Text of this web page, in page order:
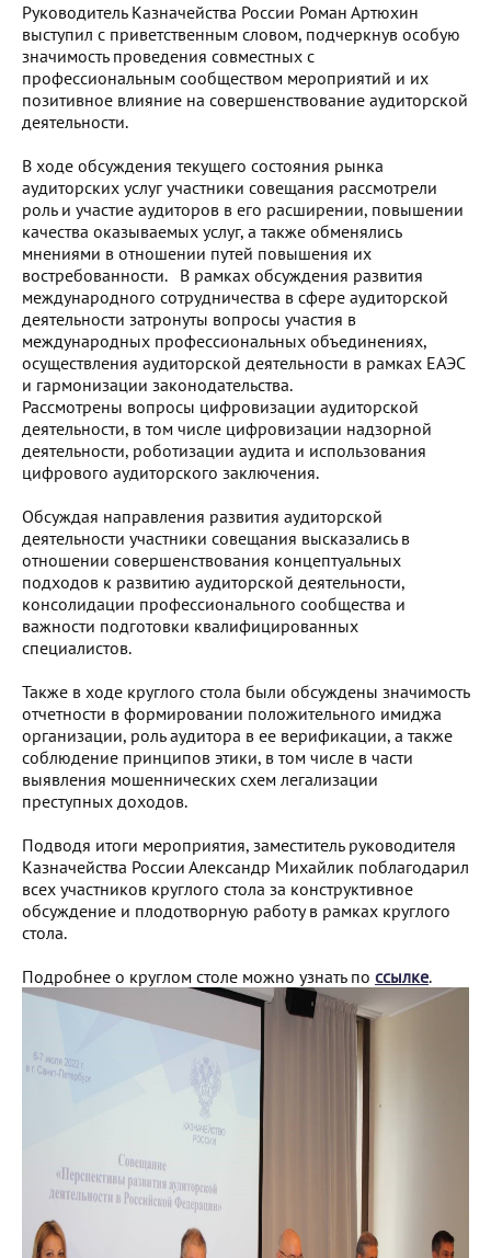
Руководитель Казначейства России Роман Артюхин
выступил с приветственным словом, подчеркнув особую
значимость проведения совместных с
профессиональным сообществом мероприятий и их
позитивное влияние на совершенствование аудиторской
деятельности.
В ходе обсуждения текущего состояния рынка
аудиторских услуг участники совещания рассмотрели
роль и участие аудиторов в его расширении, повышении
качества оказываемых услуг, а также обменялись
мнениями в отношении путей повышения их
востребованности. В рамках обсуждения развития
международного сотрудничества в сфере аудиторской
деятельности затронуты вопросы участия в
международных профессиональных объединениях,
осуществления аудиторской деятельности в рамках ЕАЭС
и гармонизации законодательства.
Рассмотрены вопросы цифровизации аудиторской
деятельности, в том числе цифровизации надзорной
деятельности, роботизации аудита и использования
цифрового аудиторского заключения.
Обсуждая направления развития аудиторской
деятельности участники совещания высказались в
отношении совершенствования концептуальных
подходов к развитию аудиторской деятельности,
консолидации профессионального сообщества и
важности подготовки квалифицированных
специалистов.
Также в ходе круглого стола были обсуждены значимость
отчетности в формировании положительного имиджа
организации, роль аудитора в ее верификации, а также
соблюдение принципов этики, в том числе в части
выявления мошеннических схем легализации
преступных доходов.
Подводя итоги мероприятия, заместитель руководителя
Казначейства России Александр Михайлик поблагодарил
всех участников круглого стола за конструктивное
обсуждение и плодотворную работу в рамках круглого
стола.
Подробнее о круглом столе можно узнать по ссылке.